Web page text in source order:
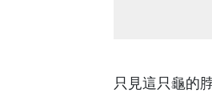
只見這只龜的